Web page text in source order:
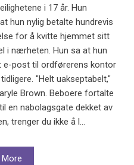
i 17 år. Hun
hun nylig betalte hundrevis
for å kvitte hjemmet sitt
i nærheten. Hun sa at hun
e-post til ordførerens kontor
"Helt uakseptabelt,"
Brown. Beboere fortalte
en nabolagsgate dekket av
trenger du ikke å l...
More